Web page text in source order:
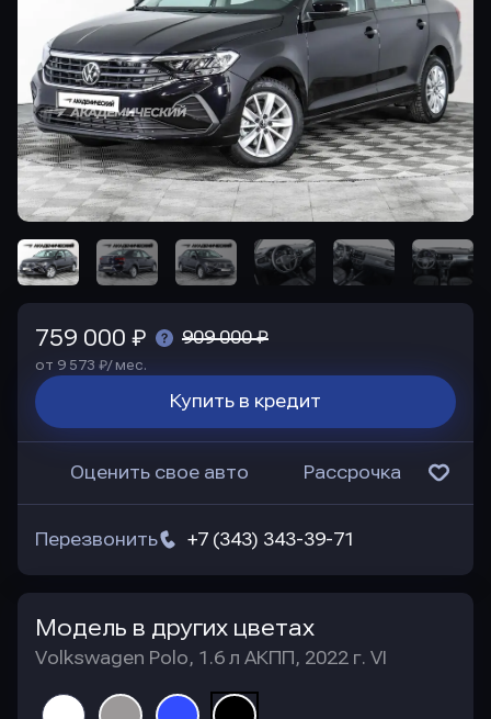
759 000 ₽ 909 000 ₽
от 9 573 ₽/ мес.
Купить в кредит
Оценить свое авто Рассрочка
+7 (343) 343-39-71
Перезвонить
Модель в других цветах
Volkswagen Polo, 1.6 л АКПП, 2022 г. VI